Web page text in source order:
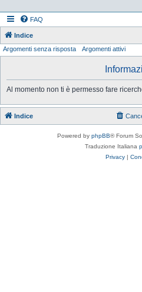
FAQ
Indice
Argomenti senza risposta Argomenti attivi
Al momento non ti è permesso fare
Indice
Powered by phpBB® Forum
Traduzione Italiana
Privacy |